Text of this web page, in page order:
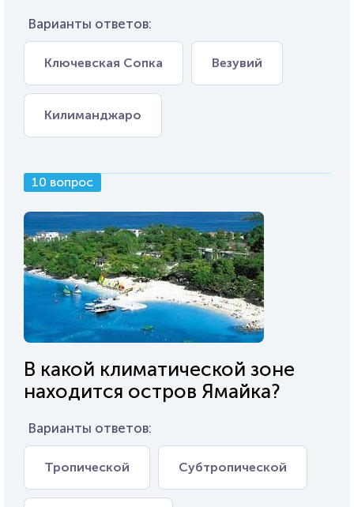
Варианты ответов:
Ключевская Сопка Везувий
Килиманджаро
10 вопрос
В какой климатической зоне
находится остров Ямайка?
Варианты ответов:
Тропической Субтропической